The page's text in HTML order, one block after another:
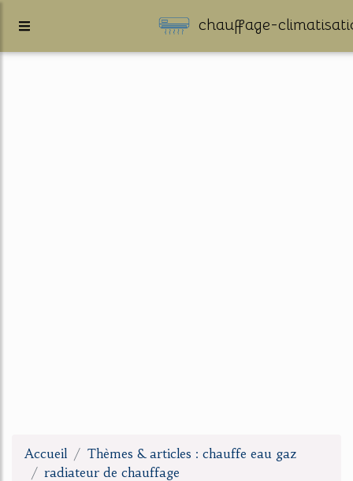
chauffage-
Accueil
Thèmes & articles : chauffe eau gaz
radiateur de chauffage